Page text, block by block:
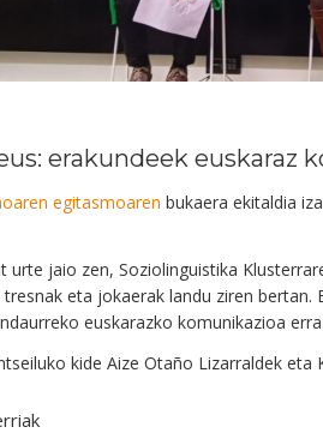
erakundeek euskaraz
egitasmoaren bukaera ekitaldia
urte jaio zen, Soziolinguistika
eta jokaerak landu ziren
euskarazko komunikazioa
kide Aize Otaño Lizarraldek